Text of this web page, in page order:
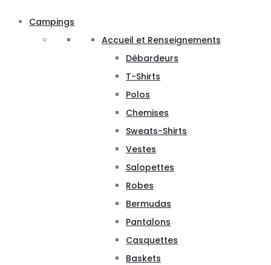
Campings
Accueil et Renseignements
Débardeurs
T-Shirts
Polos
Chemises
Sweats-Shirts
Vestes
Salopettes
Robes
Bermudas
Pantalons
Casquettes
Baskets